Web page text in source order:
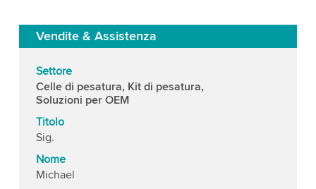
Vendite & Assistenza
Settore
Celle di pesatura, Kit di pesatura,
Soluzioni per OEM
Titolo
Sig.
Nome
Michael